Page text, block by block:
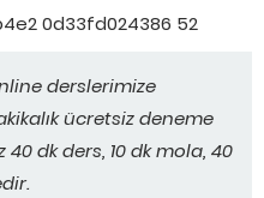
derslerimize
ücretsiz deneme
dk ders, 10 dk mola, 40